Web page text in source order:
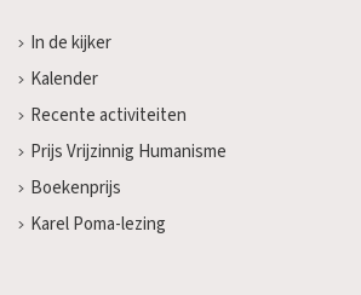
In de kijker
Kalender
Recente activiteiten
Prijs Vrijzinnig Humanisme
Boekenprijs
Karel Poma-lezing